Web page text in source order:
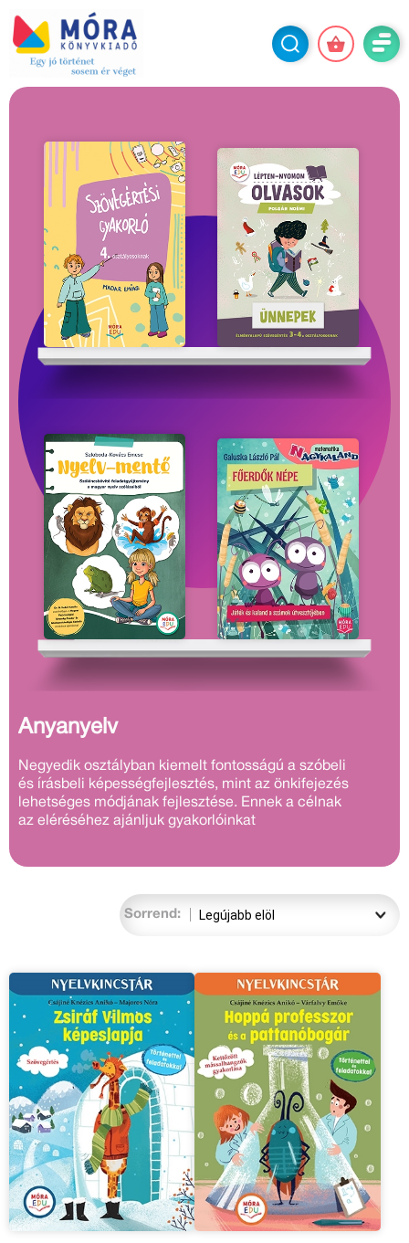
Anyanyelv
Negyedik osztályban kiemelt fontosságú a szóbeli
és írásbeli képességfejlesztés, mint az önkifejezés
lehetséges módjának fejlesztése. Ennek a célnak
az eléréséhez ajánljuk gyakorlóinkat
Sorrend: